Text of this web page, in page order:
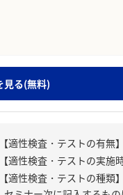
見る(無料)
【適性検査・テストの種類】